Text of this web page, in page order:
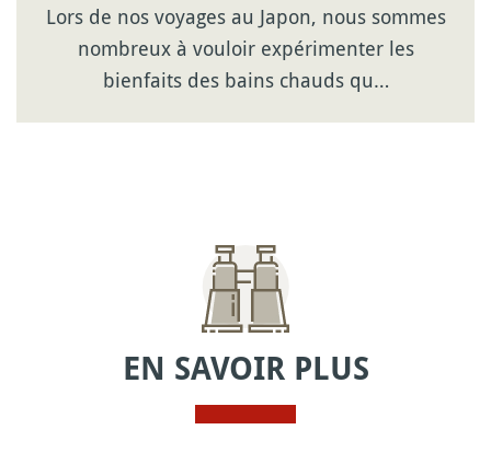
Lors de nos voyages au Japon, nous sommes
nombreux à vouloir expérimenter les
bienfaits des bains chauds qu…
EN SAVOIR PLUS